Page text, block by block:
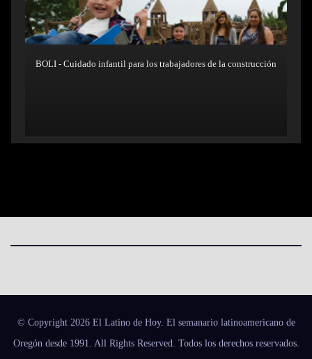
BOLI - Cuidado infantil para los trabajadores de la construcción
© Copyright 2026 El Latino de Hoy. El semanario latinoamericano de
Oregón desde 1991. All Rights Reserved. Todos los derechos reservados.